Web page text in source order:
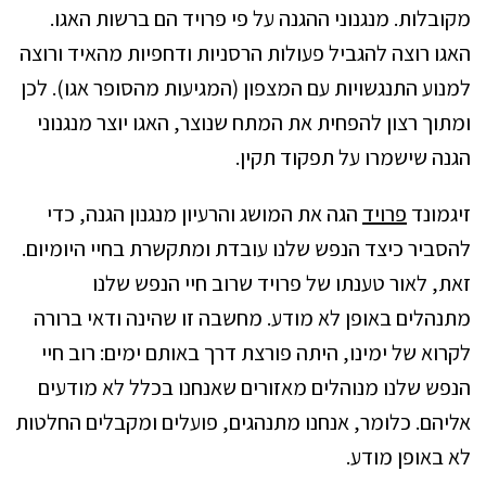
מקובלות. מנגנוני ההגנה על פי פרויד הם ברשות האגו.
האגו רוצה להגביל פעולות הרסניות ודחפיות מהאיד ורוצה
למנוע התנגשויות עם המצפון (המגיעות מהסופר אגו). לכן
ומתוך רצון להפחית את המתח שנוצר, האגו יוצר מנגנוני
הגנה שישמרו על תפקוד תקין.
זיגמונד פרויד הגה את המושג והרעיון מנגנון הגנה, כדי
להסביר כיצד הנפש שלנו עובדת ומתקשרת בחיי היומיום.
זאת, לאור טענתו של פרויד שרוב חיי הנפש שלנו
מתנהלים באופן לא מודע. מחשבה זו שהינה ודאי ברורה
לקרוא של ימינו, היתה פורצת דרך באותם ימים: רוב חיי
הנפש שלנו מנוהלים מאזורים שאנחנו בכלל לא מודעים
אליהם. כלומר, אנחנו מתנהגים, פועלים ומקבלים החלטות
לא באופן מודע.